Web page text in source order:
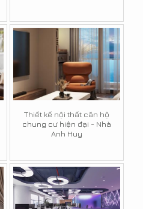
Thiết kế nội thất căn hộ
chung cư hiện đại - Nhà
Anh Huy